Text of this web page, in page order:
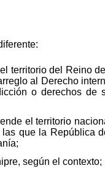
territorio del Reino
al Derecho
o derechos de
el territorio
que la República
según el contexto;